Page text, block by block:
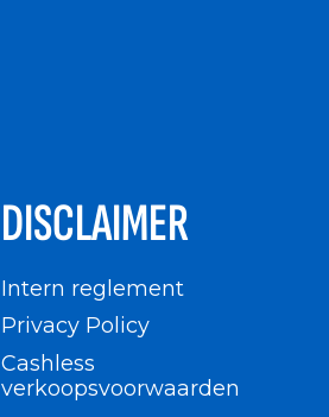
DISCLAIMER
Intern reglement
Privacy Policy
Cashless
verkoopsvoorwaarden